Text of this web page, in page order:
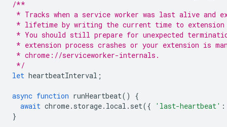
/**
* Tracks when a service worker was last alive and
* lifetime by writing the current time to extension
* You should still prepare for unexpected
* extension process crashes or your extension is
* chrome://serviceworker-internals.
*/
let heartbeatInterval ;
async function runHeartbeat()
{
await chrome. storage. local . set({ 'last-heartbeat' :
}